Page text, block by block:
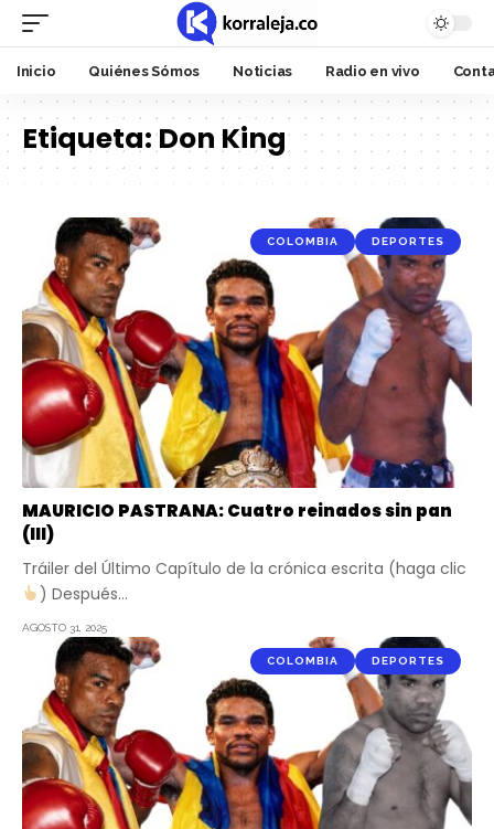
Inicio Quiénes Sómos Noticias Radio en vivo
Etiqueta:Don King
COLOMBIA DEPORTES
MAURICIO PASTRANA: Cuatro reinados sin pan
(III)
Tráiler del Último Capítulo de la crónica escrita (haga clic
) Después…
AGOSTO 31, 2025
COLOMBIA DEPORTES